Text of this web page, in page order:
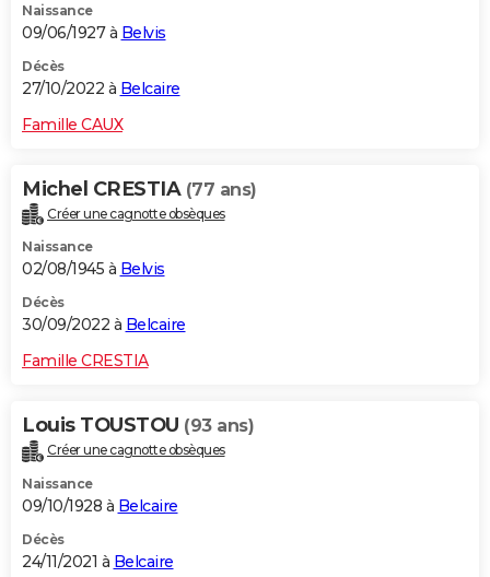
Naissance
09/06/1927 à Belvis
Décès
27/10/2022 à Belcaire
Famille CAUX
Michel CRESTIA (77 ans)
Créer une cagnotte obsèques
Naissance
02/08/1945 à Belvis
Décès
30/09/2022 à Belcaire
Famille CRESTIA
Louis TOUSTOU (93 ans)
Créer une cagnotte obsèques
Naissance
09/10/1928 à Belcaire
Décès
24/11/2021 à Belcaire